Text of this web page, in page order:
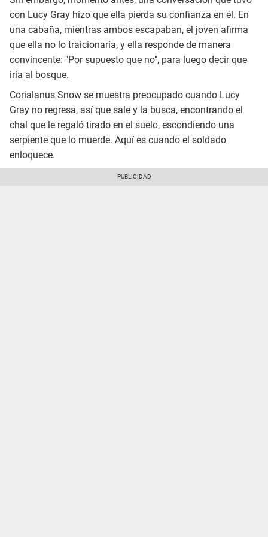
con Lucy Gray hizo que ella pierda su confianza en él. En
una cabaña, mientras ambos escapaban, el joven afirma
que ella no lo traicionaría, y ella responde de manera
convincente: "Por supuesto que no", para luego decir que
iría al bosque.
Corialanus Snow se muestra preocupado cuando Lucy
Gray no regresa, así que sale y la busca, encontrando el
chal que le regaló tirado en el suelo, escondiendo una
serpiente que lo muerde. Aquí es cuando el soldado
enloquece.